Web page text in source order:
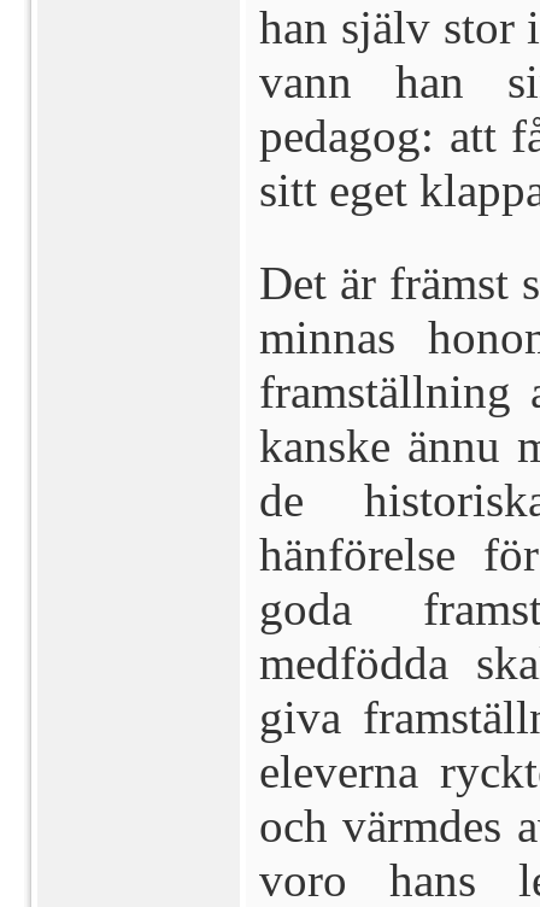
han själv stor
vann han
pedagog: att
sitt eget
Det är främst
minnas
framställning
kanske ännu
de
hänförelse
goda
medfödda
giva
eleverna
och värmdes
voro hans